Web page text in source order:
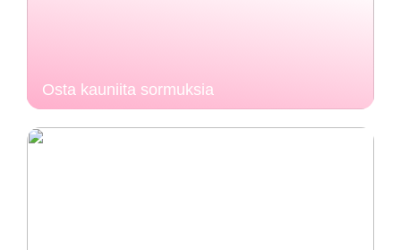
Osta kauniita sormuksia